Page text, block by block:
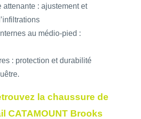
attenante : ajustement et
au médio-pied :
: protection et durabilité
la chaussure de
CATAMOUNT Brooks